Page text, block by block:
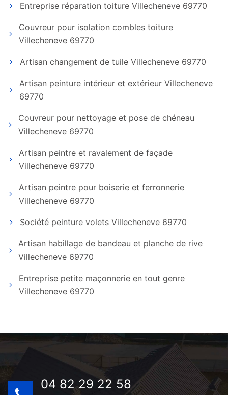
Entreprise réparation toiture Villecheneve 69770
Couvreur pour isolation combles toiture
Villecheneve 69770
Artisan changement de tuile Villecheneve 69770
Artisan peinture intérieur et extérieur Villecheneve
69770
Couvreur pour nettoyage et pose de chéneau
Villecheneve 69770
Artisan peintre et ravalement de façade
Villecheneve 69770
Artisan peintre pour boiserie et ferronnerie
Villecheneve 69770
Société peinture volets Villecheneve 69770
Artisan habillage de bandeau et planche de rive
Villecheneve 69770
Entreprise petite maçonnerie en tout genre
Villecheneve 69770
04 82 29 22 58